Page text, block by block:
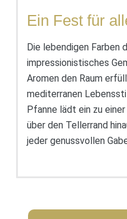
Ein Fest für
Die lebendigen Farben
impressionistisches
Aromen den Raum
mediterranen
Pfanne lädt ein zu
über den Tellerrand
jeder genussvollen